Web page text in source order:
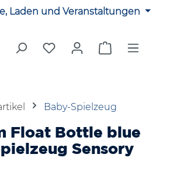
Laden und Veranstaltungen
Du hast 0 Produkte auf
Warenkorb
Baby-Spielzeug
Float Bottle blue
Sensory